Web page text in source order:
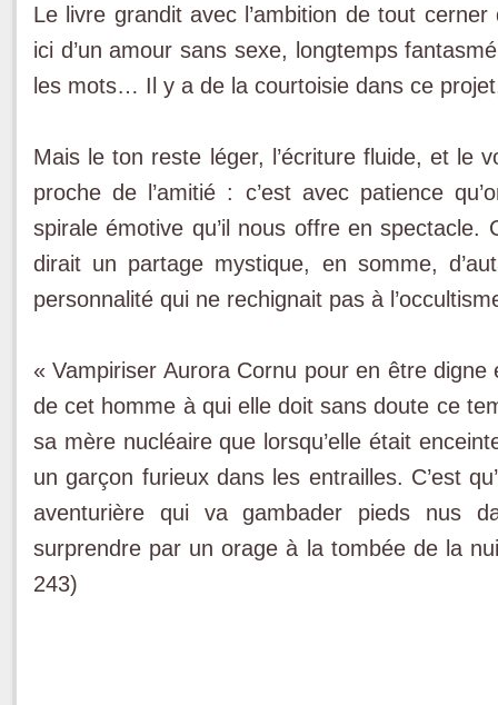
Le livre grandit avec l’ambition de tout cerner
ici d’un amour sans sexe, longtemps
les mots… Il y a de la courtoisie dans ce
Mais le ton reste léger, l’écriture fluide, et le
proche de l’amitié : c’est avec patience
spirale émotive qu’il nous offre en spectacle.
dirait un partage mystique, en somme,
personnalité qui ne rechignait pas à
« Vampiriser Aurora Cornu pour en être
de cet homme à qui elle doit sans doute ce
sa mère nucléaire que lorsqu’elle était
un garçon furieux dans les entrailles. C’est
aventurière qui va gambader pieds nus
surprendre par un orage à la tombée de la
243)